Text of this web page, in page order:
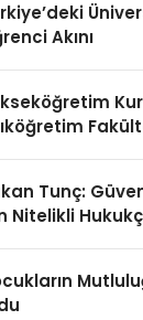
Akını
Tunç:
Nitelikli